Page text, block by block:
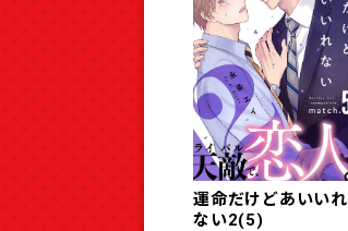
運命だけどあいいれ
ない2(5)